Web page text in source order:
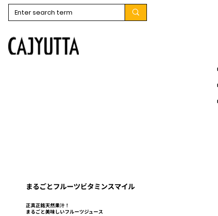
まるごとフルーツビタミンスマイル
正真正銘天然果汁！
​まるごと美味しいフルーツジュース